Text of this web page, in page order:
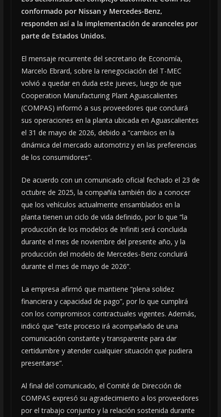
conformado por Nissan y Mercedes-Benz,
responden así a la implementación de aranceles por
parte de Estados Unidos.
El mensaje recurrente del secretario de Economía,
Marcelo Ebrard, sobre la renegociación del T-MEC
volvió a quedar en duda este jueves, luego de que
Cooperation Manufacturing Plant Aguascalientes
(COMPAS) informó a sus proveedores que concluirá
sus operaciones en la planta ubicada en Aguascalientes
el 31 de mayo de 2026, debido a “cambios en la
dinámica del mercado automotriz y en las preferencias
de los consumidores”.
De acuerdo con un comunicado oficial fechado el 23 de
octubre de 2025, la compañía también dio a conocer
que los vehículos actualmente ensamblados en la
planta tienen un ciclo de vida definido, por lo que “la
producción de los modelos de Infiniti será concluida
durante el mes de noviembre del presente año, y la
producción del modelo de Mercedes-Benz concluirá
durante el mes de mayo de 2026”.
La empresa afirmó que mantiene “plena solidez
financiera y capacidad de pago”, por lo que cumplirá
con los compromisos contractuales vigentes. Además,
indicó que “este proceso irá acompañado de una
comunicación constante y transparente para dar
certidumbre y atender cualquier situación que pudiera
presentarse”.
Al final del comunicado, el Comité de Dirección de
COMPAS expresó su agradecimiento a los proveedores
por el trabajo conjunto y la relación sostenida durante